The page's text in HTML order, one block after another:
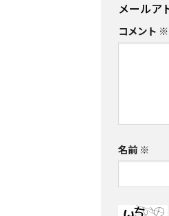
メールア
コメント ※
名前 ※